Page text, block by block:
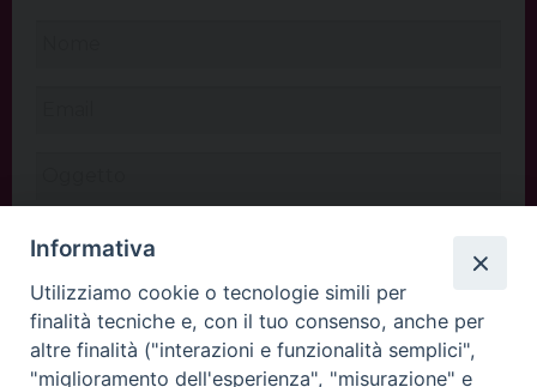
Informativa
Utilizziamo cookie o tecnologie simili per
finalità tecniche e, con il tuo consenso, anche per
altre finalità ("interazioni e funzionalità semplici",
"miglioramento dell'esperienza", "misurazione" e